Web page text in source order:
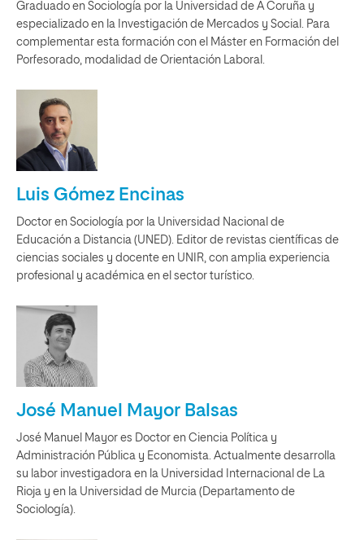
Graduado en Sociología por la Universidad de A Coruña y
especializado en la Investigación de Mercados y Social. Para
complementar esta formación con el Máster en Formación del
Porfesorado, modalidad de Orientación Laboral.
Luis Gómez Encinas
Doctor en Sociología por la Universidad Nacional de
Educación a Distancia (UNED). Editor de revistas científicas de
ciencias sociales y docente en UNIR, con amplia experiencia
profesional y académica en el sector turístico.
José Manuel Mayor Balsas
José Manuel Mayor es Doctor en Ciencia Política y
Administración Pública y Economista. Actualmente desarrolla
su labor investigadora en la Universidad Internacional de La
Rioja y en la Universidad de Murcia (Departamento de
Sociología).